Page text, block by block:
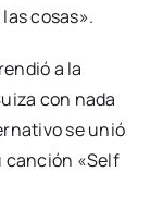
cosas».
a la
con nada
se unió
canción «Self